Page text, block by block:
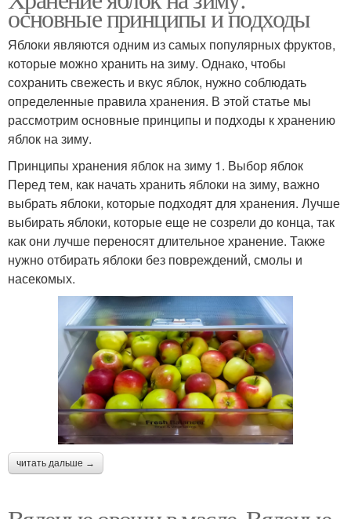
основные принципы и подходы
Яблоки являются одним из самых популярных фруктов,
которые можно хранить на зиму. Однако, чтобы
сохранить свежесть и вкус яблок, нужно соблюдать
определенные правила хранения. В этой статье мы
рассмотрим основные принципы и подходы к хранению
яблок на зиму.
Принципы хранения яблок на зиму 1. Выбор яблок
Перед тем, как начать хранить яблоки на зиму, важно
выбрать яблоки, которые подходят для хранения. Лучше
выбирать яблоки, которые еще не созрели до конца, так
как они лучше переносят длительное хранение. Также
нужно отбирать яблоки без повреждений, смолы и
насекомых.
читать дальше →